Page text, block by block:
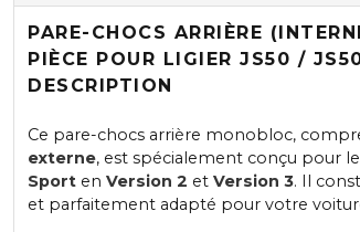
PARE-CHOCS ARRIÈRE
PIÈCE POUR LIGIER JS50 /
DESCRIPTION
Ce pare-chocs arrière monobloc,
externe, est spécialement conçu pour
Sport en Version 2 et Version 3. Il
et parfaitement adapté pour votre